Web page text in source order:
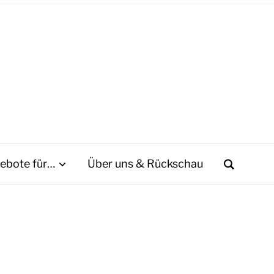
für… Über uns & Rückschau